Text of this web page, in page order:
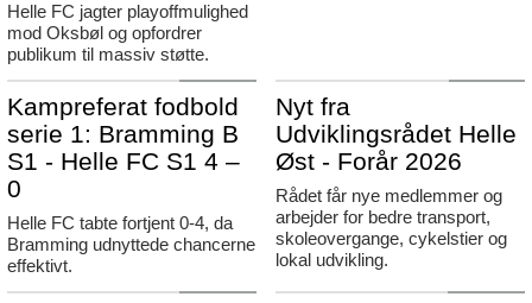
Helle FC jagter playoffmulighed
mod Oksbøl og opfordrer
publikum til massiv støtte.
Kampreferat fodbold
serie 1: Bramming B
S1 - Helle FC S1 4 –
0
Helle FC tabte fortjent 0-4, da
Bramming udnyttede chancerne
effektivt.
Nyt fra
Udviklingsrådet Helle
Øst - Forår 2026
Rådet får nye medlemmer og
arbejder for bedre transport,
skoleovergange, cykelstier og
lokal udvikling.